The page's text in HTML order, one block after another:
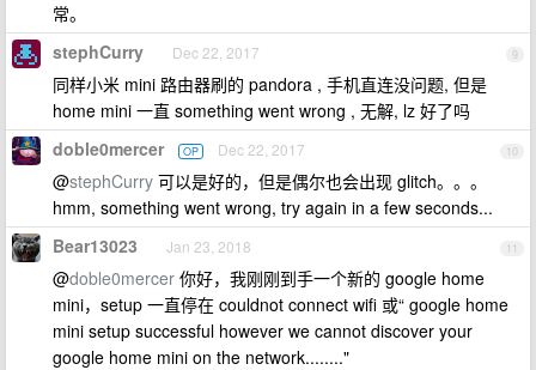
常。
9
stephCurry Dec 22, 2017
同样小米 mini 路由器刷的 pandora , 手机直连没问题, 但是
home mini 一直 something went wrong , 无解, lz 好了吗
10
doble0mercer OP Dec 22, 2017
@stephCurry 可以是好的，但是偶尔也会出现 glitch。。。
hmm, something went wrong, try again in a few seconds...
11
Bear13023 Jan 23, 2018
@doble0mercer 你好，我刚刚到手一个新的 google home
mini，setup 一直停在 couldnot connect wifi 或“ google home
mini setup successful however we cannot discover your
google home mini on the network........"